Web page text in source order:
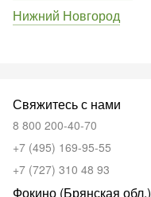
Нижний Новгород
Свяжитесь с нами
8 800 200-40-70
+7 (495) 169-95-55
+7 (727) 310 48 93
Фокино (Брянская обл.)